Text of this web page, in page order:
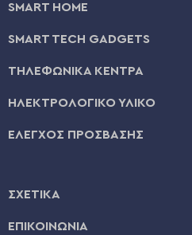
SMART HOME
SMART TECH GADGETS
ΤΗΛΕΦΩΝΙΚΑ ΚΕΝΤΡΑ
ΗΛΕΚΤΡΟΛΟΓΙΚΟ ΥΛΙΚΟ
ΕΛΕΓΧΟΣ ΠΡΟΣΒΑΣΗΣ
ΣΧΕΤΙΚΑ
ΕΠΙΚΟΙΝΩΝΙΑ